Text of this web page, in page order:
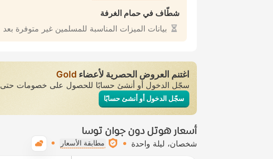
شطّاف في حمام الغرفة
بيانات الميزات المناسبة للمسلمين غير متوفرة بعد
اغتنم العروض الحصرية لأعضاء Gold
سجّل الدخول أو أنشئ حسابًا للحصول على خصومات حتى
سجّل الدخول أو أنشئ حسابًا
أسعار هوتل دون جوان توسا
شخصان ليلة واحدة مطابقة الأسعار